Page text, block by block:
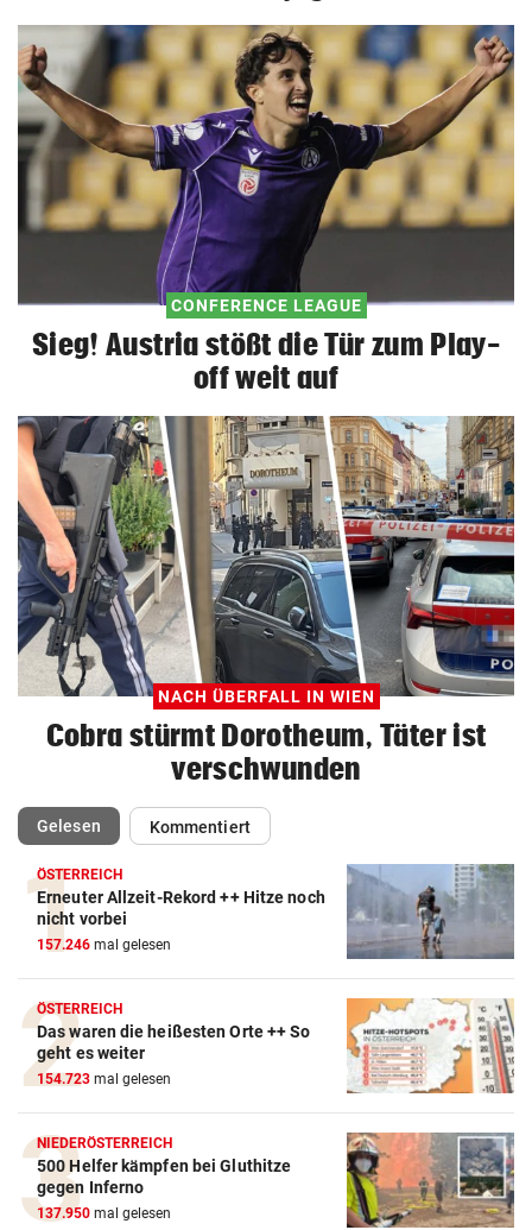
CONFERENCE LEAGUE
Sieg! Austria stößt die Tür zum Play-
off weit auf
NACH ÜBERFALL IN WIEN
Cobra stürmt Dorotheum, Täter ist
verschwunden
Gelesen(ausgewählt)Kommentiert
ÖSTERREICH
Erneuter Allzeit-Rekord ++ Hitze noch
nicht vorbei
157.246 mal gelesen
ÖSTERREICH
Das waren die heißesten Orte ++ So
geht es weiter
154.723 mal gelesen
NIEDERÖSTERREICH
500 Helfer kämpfen bei Gluthitze
gegen Inferno
137.950 mal gelesen